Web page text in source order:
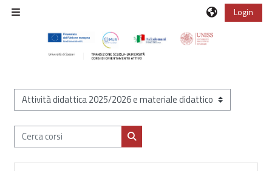
Vai al contenuto principale
Login
Categorie di corso
Cerca corsi
Cerca corsi